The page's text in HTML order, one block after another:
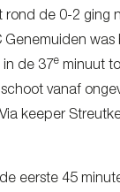
rond de 0-2 ging
Genemuiden was
in de 37e minuut
vanaf
keeper
eerste 45